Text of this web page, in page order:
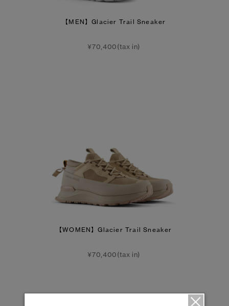
【MEN】Glacier Trail Sneaker
¥70,400(tax in)
【WOMEN】Glacier Trail Sneaker
¥70,400(tax in)